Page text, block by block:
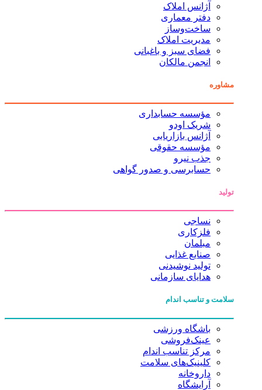
آژانس املاک
دفتر معماری
ساخت‌وساز
مدیریت املاک
فضای سبز و باغبانی
انجمن مالکان
مشاوره
مؤسسه حسابداری
شریک اودو
آژانس بازاریابی
مؤسسه حقوقی
جذب نیرو
حسابرسی و صدور گواهی
تولید
نساجی
فلزکاری
مبلمان
صنایع غذایی
تولید نوشیدنی
هدایای سازمانی
سلامت و تناسب اندام
باشگاه ورزشی
عینک‌فروشی
مرکز تناسب اندام
کلینیک‌های سلامت
داروخانه
آرایشگاه